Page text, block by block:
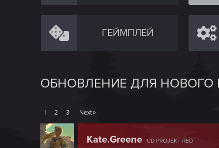
ГЕЙМПЛЕЙ
ОБНОВЛЕНИЕ ДЛЯ
1 2 3 Next
Kate.Greene CD PROJEKT RED